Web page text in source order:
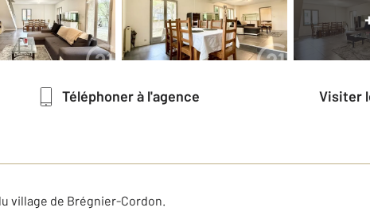
Téléphoner à l'agence Visiter
village de Brégnier-Cordon.